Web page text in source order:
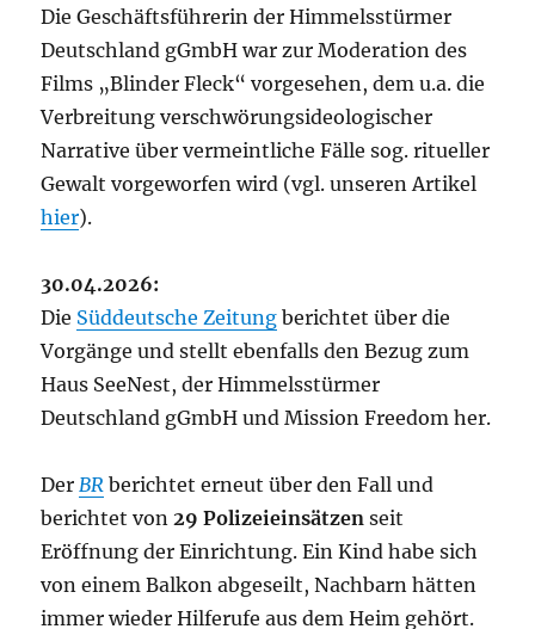
Die Geschäftsführerin der Himmelsstürmer
Deutschland gGmbH war zur Moderation des
Films „Blinder Fleck“ vorgesehen, dem u.a. die
Verbreitung verschwörungsideologischer
Narrative über vermeintliche Fälle sog. ritueller
Gewalt vorgeworfen wird (vgl. unseren Artikel
hier).
30.04.2026:
Die Süddeutsche Zeitung berichtet über die
Vorgänge und stellt ebenfalls den Bezug zum
Haus SeeNest, der Himmelsstürmer
Deutschland gGmbH und Mission Freedom her.
Der BR berichtet erneut über den Fall und
berichtet von 29 Polizeieinsätzen seit
Eröffnung der Einrichtung. Ein Kind habe sich
von einem Balkon abgeseilt, Nachbarn hätten
immer wieder Hilferufe aus dem Heim gehört.